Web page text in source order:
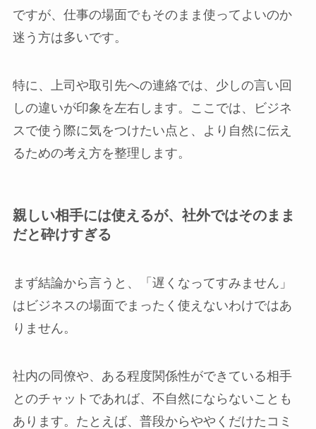
ですが、仕事の場面でもそのまま使ってよいのか
迷う方は多いです。
特に、上司や取引先への連絡では、少しの言い回
しの違いが印象を左右します。ここでは、ビジネ
スで使う際に気をつけたい点と、より自然に伝え
るための考え方を整理します。
親しい相手には使えるが、社外ではそのまま
だと砕けすぎる
まず結論から言うと、「遅くなってすみません」
はビジネスの場面でまったく使えないわけではあ
りません。
社内の同僚や、ある程度関係性ができている相手
とのチャットであれば、不自然にならないことも
あります。たとえば、普段からややくだけたコミ